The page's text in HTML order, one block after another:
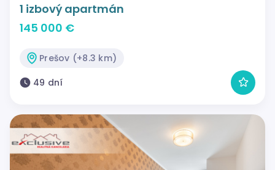
1 izbový apartmán
145 000 €
Prešov (+8.3 km)
49 dní